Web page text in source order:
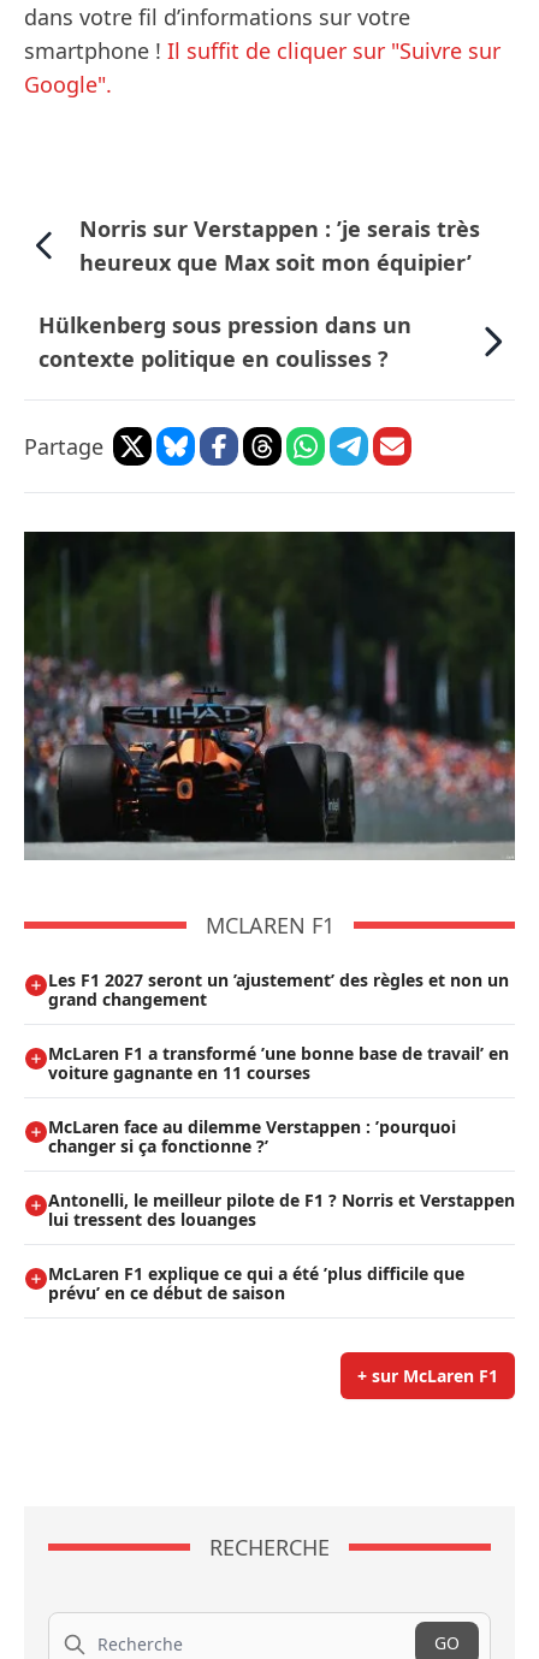
dans votre fil d’informations sur votre
smartphone ! Il suffit de cliquer sur "Suivre sur
Google".
Norris sur Verstappen : ’je serais très
heureux que Max soit mon équipier’
Hülkenberg sous pression dans un
contexte politique en coulisses ?
Partage
MCLAREN F1
Les F1 2027 seront un ’ajustement’ des règles et non un
grand changement
McLaren F1 a transformé ’une bonne base de travail’ en
voiture gagnante en 11 courses
McLaren face au dilemme Verstappen : ’pourquoi
changer si ça fonctionne ?’
Antonelli, le meilleur pilote de F1 ? Norris et Verstappen
lui tressent des louanges
McLaren F1 explique ce qui a été ’plus difficile que
prévu’ en ce début de saison
+ sur McLaren F1
RECHERCHE
Recherche
GO